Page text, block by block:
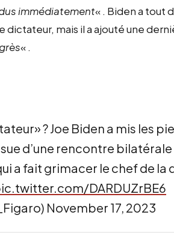
immédiatement« . Biden a tout
dictateur, mais il a ajouté une
« .
? Joe Biden a mis les
d’une rencontre
a fait grimacer le chef de
DARDUZrBE6
November 17, 2023